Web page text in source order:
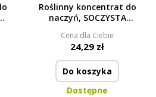
Roślinny koncentrat do
naczyń, SOCZYSTA
AQUATIX®
Cena dla Ciebie
24,29 zł
Do koszyka
Dostępne